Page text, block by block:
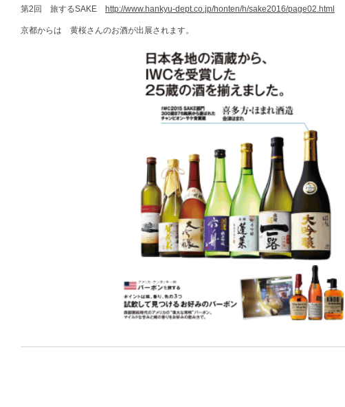
第2回 旅するSAKE http://www.hankyu-dept.co.jp/honten/h/sake2016/page02.html
京都からは 黄桜さんのお酒が出展されます。